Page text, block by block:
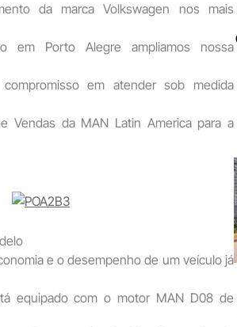
da marca Volkswagen nos mais
em Porto Alegre ampliamos nossa
em atender sob medida
Vendas da MAN Latin America para a
e o desempenho de um veículo já
equipado com o motor MAN D08 de